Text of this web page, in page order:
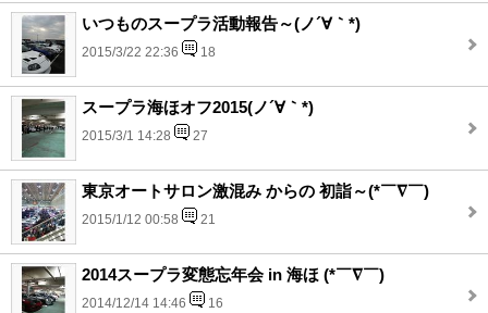
いつものスープラ活動報告～(ノ´∀｀*)
2015/3/22 22:36 18
スープラ海ほオフ2015(ノ´∀｀*)
2015/3/1 14:28 27
東京オートサロン激混み からの 初詣～(*￣∇￣)
2015/1/12 00:58 21
2014スープラ変態忘年会 in 海ほ (*￣∇￣)
2014/12/14 14:46 16